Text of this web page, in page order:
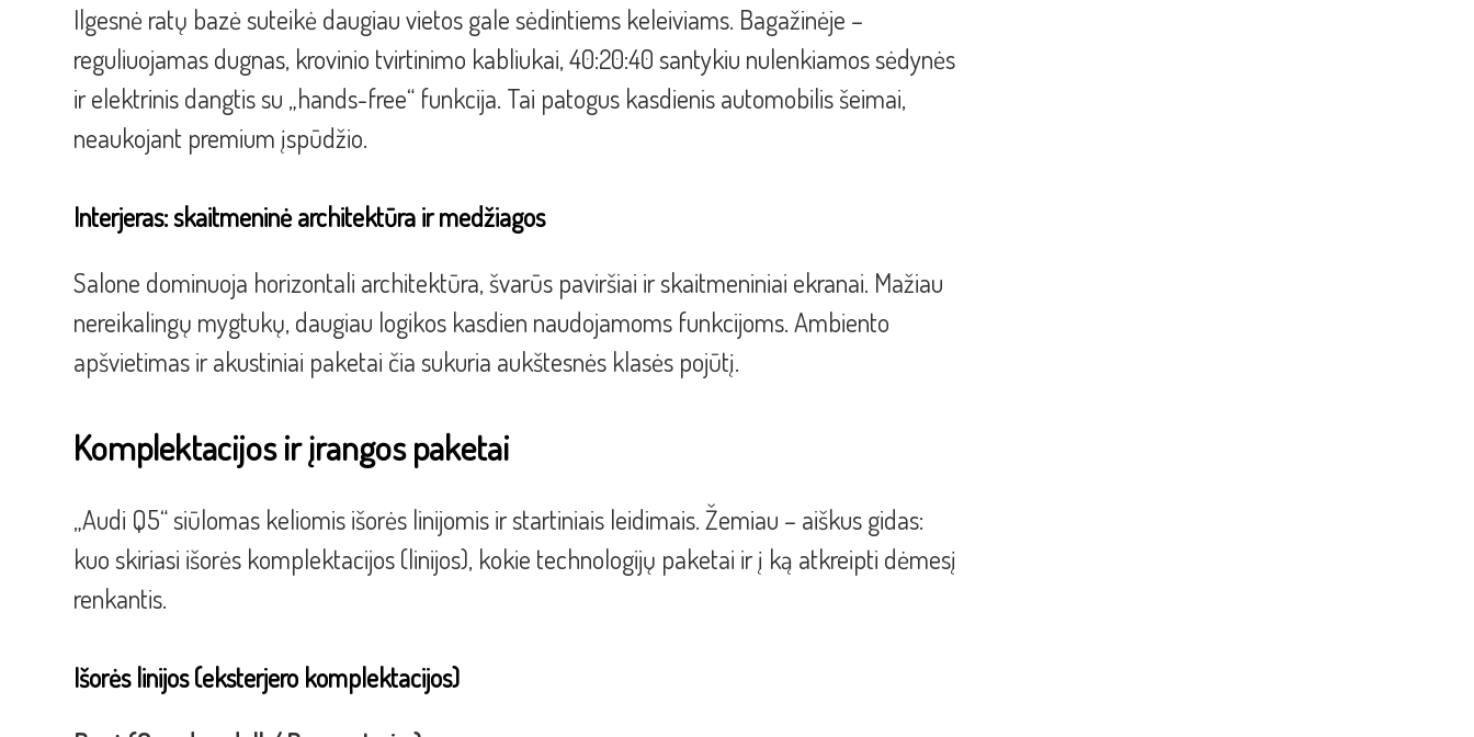
Ilgesnė ratų bazė suteikė daugiau vietos gale sėdintiems keleiviams. Bagažinėje –
reguliuojamas dugnas, krovinio tvirtinimo kabliukai, 40:20:40 santykiu nulenkiamos sėdynės
ir elektrinis dangtis su „hands-free“ funkcija. Tai patogus kasdienis automobilis šeimai,
neaukojant premium įspūdžio.
Interjeras: skaitmeninė architektūra ir medžiagos
Salone dominuoja horizontali architektūra, švarūs paviršiai ir skaitmeniniai ekranai. Mažiau
nereikalingų mygtukų, daugiau logikos kasdien naudojamoms funkcijoms. Ambiento
apšvietimas ir akustiniai paketai čia sukuria aukštesnės klasės pojūtį.
Komplektacijos ir įrangos paketai
„Audi Q5“ siūlomas keliomis išorės linijomis ir startiniais leidimais. Žemiau – aiškus gidas:
kuo skiriasi išorės komplektacijos (linijos), kokie technologijų paketai ir į ką atkreipti dėmesį
renkantis.
Išorės linijos (eksterjero komplektacijos)